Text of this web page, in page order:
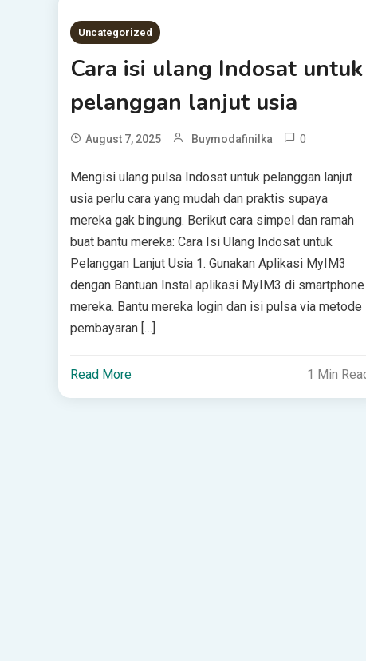
Uncategorized
Cara isi ulang Indosat untuk
pelanggan lanjut usia
August 7, 2025 Buymodafinilka 0
Mengisi ulang pulsa Indosat untuk pelanggan lanjut
usia perlu cara yang mudah dan praktis supaya
mereka gak bingung. Berikut cara simpel dan ramah
buat bantu mereka: Cara Isi Ulang Indosat untuk
Pelanggan Lanjut Usia 1. Gunakan Aplikasi MyIM3
dengan Bantuan Instal aplikasi MyIM3 di smartphone
mereka. Bantu mereka login dan isi pulsa via metode
pembayaran […]
Read More 1 Min